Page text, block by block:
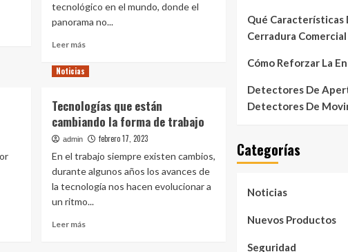
tecnológico en el mundo, donde el
panorama no...
Leer másLeer
sobre
lideran
destacados
emprendimientos
en
el
mundo
Noticias
Tecnologías que están
cambiando la forma de trabajo
admin febrero 17, 2023
En el trabajo siempre existen cambios,
durante algunos años los avances de
la tecnología nos hacen evolucionar a
un ritmo...
Leer másLeer
Qué Características
Cerradura Comercial
Cómo Reforzar La
Detectores De
Detectores De
Categorías
Noticias
Nuevos Productos
Seguridad